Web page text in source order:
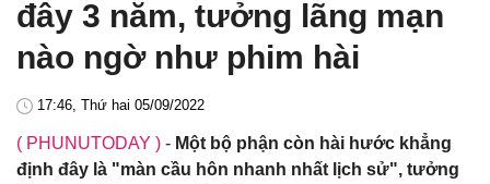
đây 3 năm, tưởng lãng mạn
nào ngờ như phim hài
17:46, Thứ hai 05/09/2022
( PHUNUTODAY ) - Một bộ phận còn hài hước khẳng
định đây là "màn cầu hôn nhanh nhất lịch sử", tưởng